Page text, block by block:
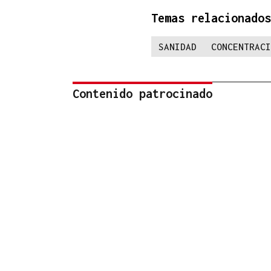
Temas relacionados
SANIDAD
Contenido patrocinado